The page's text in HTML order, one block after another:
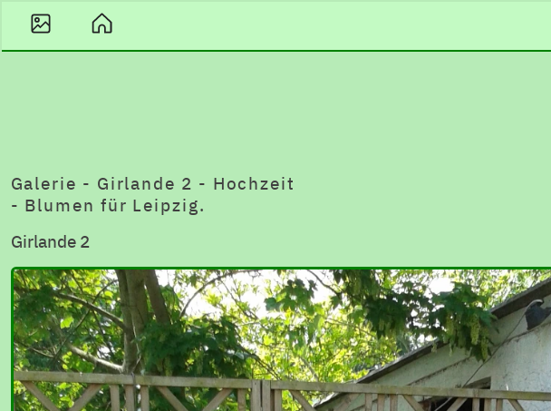
Galerie - Girlande 2 - Hochzeit
- Blumen für Leipzig.
Girlande 2